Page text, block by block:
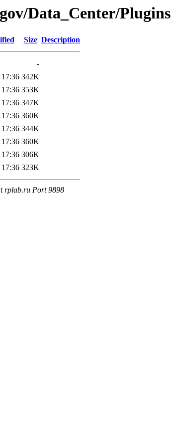
Data_Center/Plugins
Size Description
-
342K
353K
347K
360K
344K
360K
306K
323K
rplab.ru Port 9898